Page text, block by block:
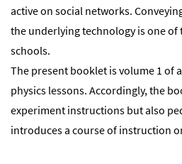
active on social networks.
the underlying technology is one of
schools.
The present booklet is volume 1 of
physics lessons. Accordingly, the
experiment instructions but also
introduces a course of instruction